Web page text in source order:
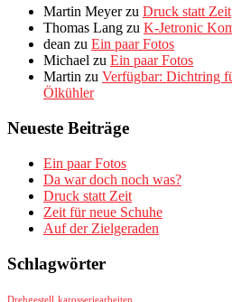
Martin Meyerzu Druck statt Zeit
Thomas Lang zu K-Jetronic
dean zu Ein paar Fotos
Michael zu Ein paar Fotos
Martin zu Verfügbar: Dichtring
Ölkühler
Neueste Beiträge
Ein paar Fotos
Da war doch noch was?
Druck statt Zeit
Zeit für neue Schuhe
Auf der Zielgeraden
Schlagwörter
Drehgestell karosseriearbeiten